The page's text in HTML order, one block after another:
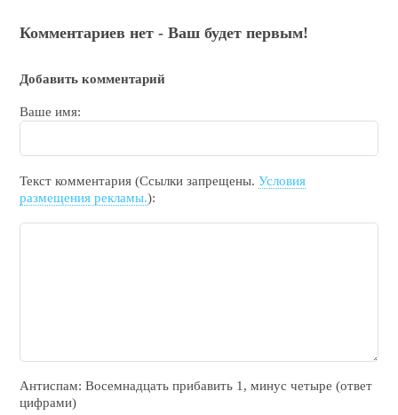
Комментариев нет - Ваш будет первым!
Добавить комментарий
Ваше имя:
Текст комментария (Ссылки запрещены.Условия
размещения рекламы.):
Антиспам: Воceмнадцать прибaвить 1, минyc чeтырe (ответ
цифрами)